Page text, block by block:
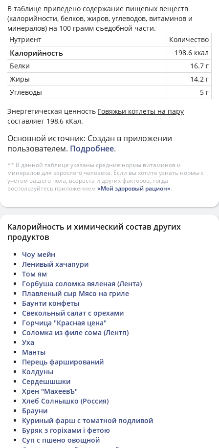
В таблице приведено содержание пищевых веществ
(калорийности, белков, жиров, углеводов, витаминов и
минералов) на 100 грамм съедобной части.
Нутриент
Количество
Калорийность
198.6 ккал
Белки
16.7 г
Жиры
14.2 г
Углеводы
5 г
Энергетическая ценность Говяжьи котлеты на пару
составляет 198,6 кКал.
Основной источник: Создан в приложении
пользователем. Подробнее.
** В данной таблице указаны средние нормы витаминов и
минералов для взрослого человека. Если вы хотите узнать нормы с
учетом вашего пола, возраста и других факторов, тогда
воспользуйтесь приложением «Мой здоровый рацион».
Калорийность и химический состав других
продуктов
Чоу мейн
Ленивый хачапури
Том ям
Горбуша соломка вяленая (Лента)
Плавленый сыр Мясо на гриле
Баунти конфеты
Свекольный салат с орехами
Горчица "Красная цена"
Соломка из филе сома (Лентп)
Уха
Манты
Перець фарширований
Колдуны
Сердешшшки
Хрен "МахеевЪ"
Хлеб Солнышко (Россия)
Брауни
Куриный фарш с томатной подливой
Буряк з горіхами і фетою
Суп с пшено овощной